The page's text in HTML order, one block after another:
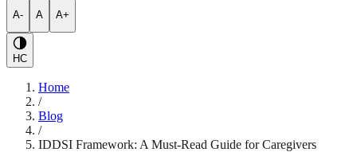
A- A A+
HC
Home
/
Blog
/
IDDSI Framework: A Must-Read Guide for Caregivers